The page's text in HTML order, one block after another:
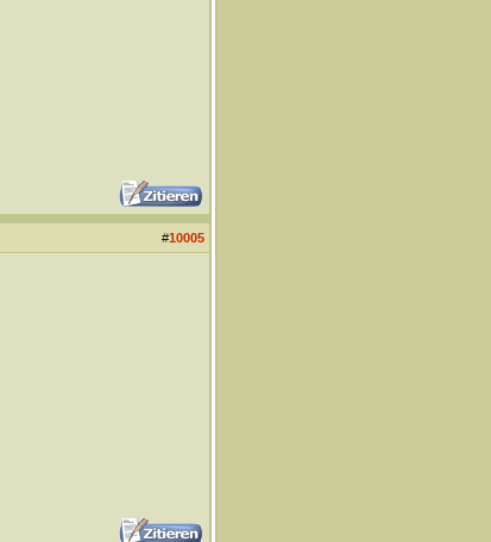
#10005